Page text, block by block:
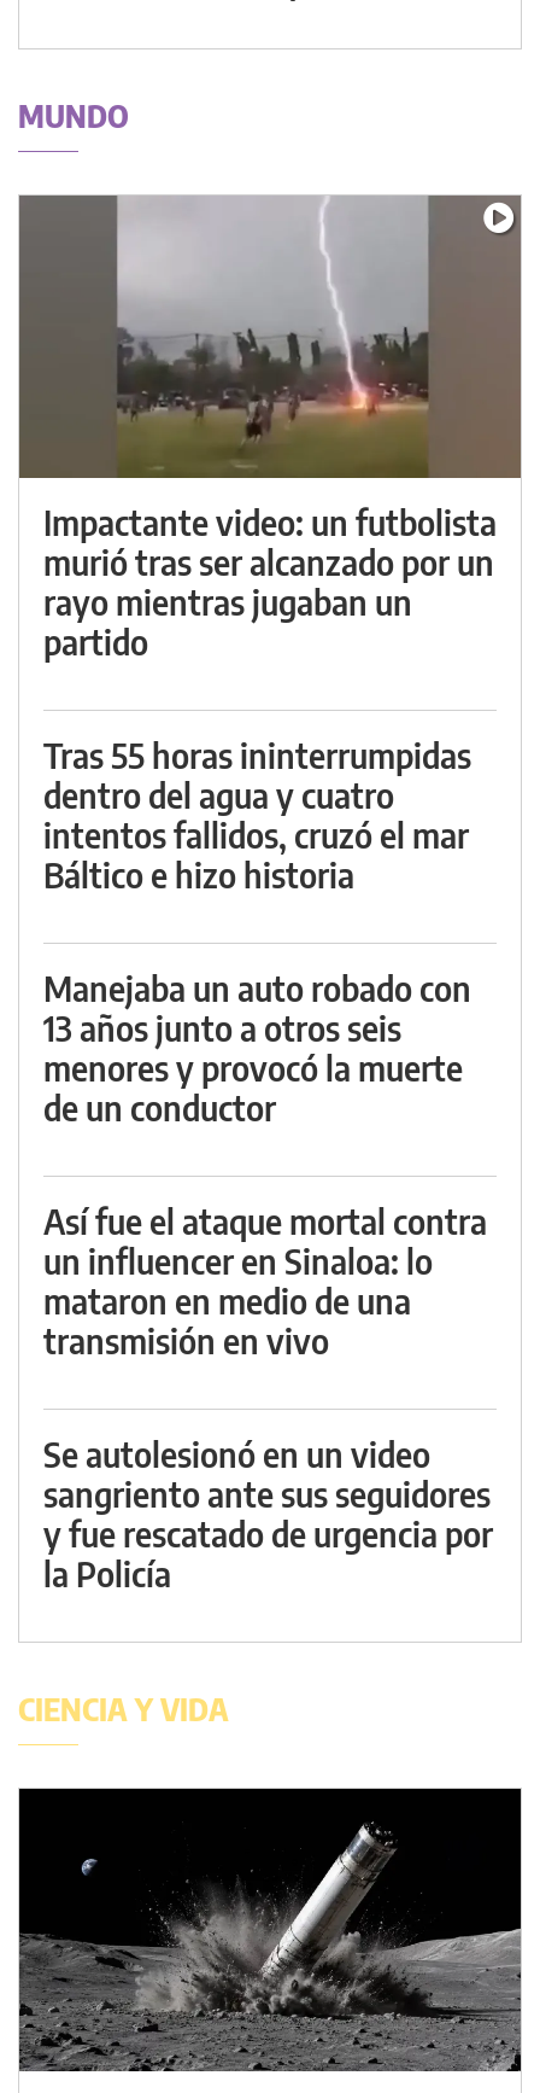
MUNDO
Impactante video: un futbolista
murió tras ser alcanzado por un
rayo mientras jugaban un
partido
Tras 55 horas ininterrumpidas
dentro del agua y cuatro
intentos fallidos, cruzó el mar
Báltico e hizo historia
Manejaba un auto robado con
13 años junto a otros seis
menores y provocó la muerte
de un conductor
Así fue el ataque mortal contra
un influencer en Sinaloa: lo
mataron en medio de una
transmisión en vivo
Se autolesionó en un video
sangriento ante sus seguidores
y fue rescatado de urgencia por
la Policía
CIENCIA Y VIDA